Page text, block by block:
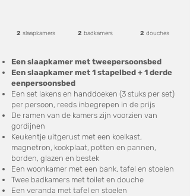
2 slaapkamers 2 badkamers 2 douches
Een slaapkamer met tweepersoonsbed
Een slaapkamer met 1 stapelbed + 1 derde
eenpersoonsbed
Een set lakens en handdoeken (3 stuks per set)
per persoon, reeds inbegrepen in de prijs
De ramen van de kamers zijn voorzien van
gordijnen
Keukentje uitgerust met een koelkast,
magnetron, kookplaat, potten en pannen,
borden, glazen en bestek
Een woonkamer met een bank, tafel en stoelen
Twee badkamers met toilet en douche
Een veranda met tafel en stoelen